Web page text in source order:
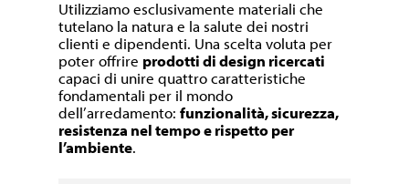
Utilizziamo esclusivamente materiali che
tutelano la natura e la salute dei nostri
clienti e dipendenti. Una scelta voluta per
poter offrire prodotti di design ricercati
capaci di unire quattro caratteristiche
fondamentali per il mondo
dell’arredamento:funzionalità, sicurezza,
resistenza nel tempo e rispetto per
l’ambiente.